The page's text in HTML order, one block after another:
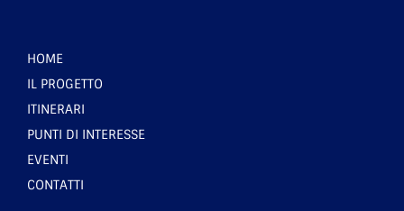
HOME
IL PROGETTO
ITINERARI
PUNTI DI INTERESSE
EVENTI
CONTATTI